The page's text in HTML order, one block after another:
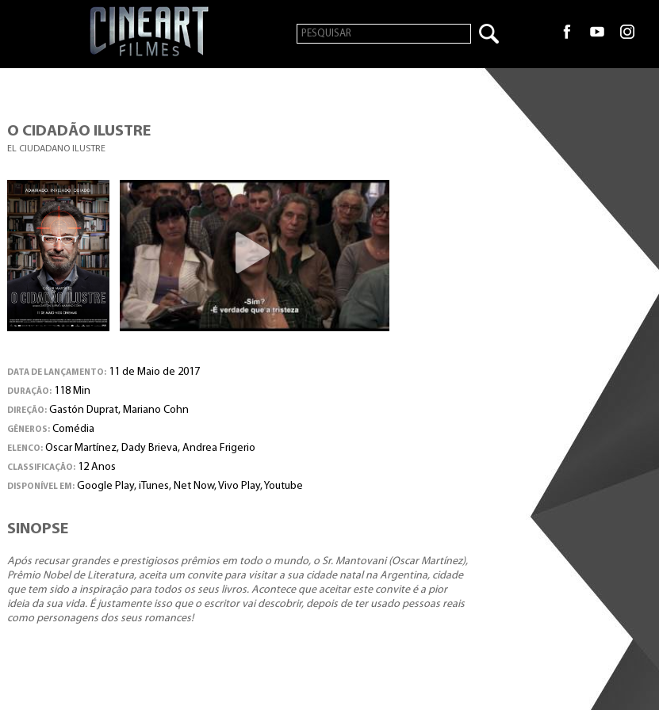
O CIDADÃO ILUSTRE
EL CIUDADANO ILUSTRE
DATA DE LANÇAMENTO:11 de Maio de 2017
DURAÇÃO:118 Min
DIREÇÃO:Gastón Duprat, Mariano Cohn
GÊNEROS:Comédia
ELENCO:Oscar Martínez, Dady Brieva, Andrea Frigerio
CLASSIFICAÇÃO:12 Anos
DISPONÍVEL EM:Google Play, iTunes, Net Now, Vivo Play, Youtube
SINOPSE
Após recusar grandes e prestigiosos prêmios em todo o mundo, o Sr. Mantovani (Oscar Martínez),
Prêmio Nobel de Literatura, aceita um convite para visitar a sua cidade natal na Argentina, cidade
que tem sido a inspiração para todos os seus livros. Acontece que aceitar este convite é a pior
ideia da sua vida. É justamente isso que o escritor vai descobrir, depois de ter usado pessoas reais
como personagens dos seus romances!